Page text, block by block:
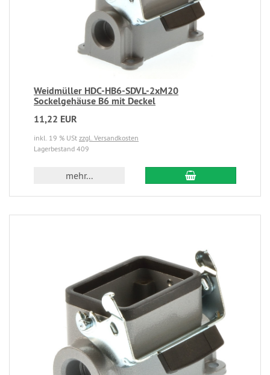
Weidmüller HDC-HB6-SDVL-2xM20
Sockelgehäuse B6 mit Deckel
11,22 EUR
inkl. 19 % USt zzgl. Versandkosten
Lagerbestand 409
mehr...